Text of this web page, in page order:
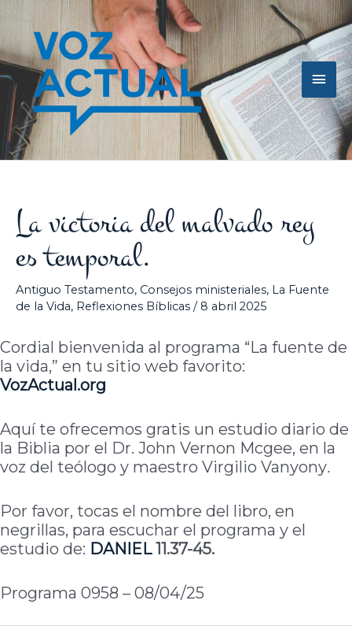
contenido
La victoria del malvado rey
es temporal.
Antiguo Testamento, Consejos ministeriales, La Fuente
de la Vida, Reflexiones Bíblicas / 8 abril 2025
Cordial bienvenida al programa “La fuente de
la vida,” en tu sitio web favorito:
VozActual.org
Aquí te ofrecemos gratis un estudio diario de
la Biblia por el Dr. John Vernon Mcgee, en la
voz del teólogo y maestro Virgilio Vanyony.
Por favor, tocas el nombre del libro, en
negrillas, para escuchar el programa y el
estudio de: DANIEL11.37-45.
Programa 0958 – 08/04/25